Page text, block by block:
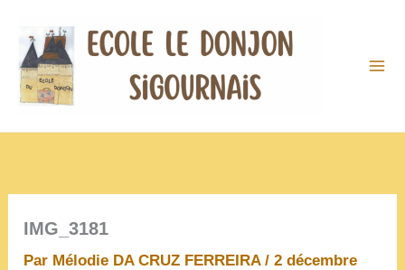
contenu
IMG_3181
Par Mélodie DA CRUZ FERREIRA/2 décembre